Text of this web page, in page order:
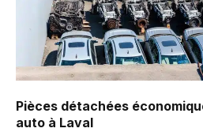
Pièces détachées
auto à Laval